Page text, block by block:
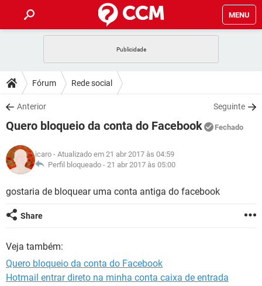
MENU
CELULAR
OUTLOOK
INSTAGRAM GMAIL
GUIA DE COMPRAS
DICAS
JOGOS
INSTAGRAM GMAIL
GUIA DE COMPRAS
DOWNLOADS
JOGOS WHATSAPP
CELULAR
OUTLOOK EXCEL
INSTAGRAM GMAIL
FÓRUM
JOGOS WHATSAPP
CELULAR
OUTLOOK EXCEL
INSTAGRAM
GLOSSÁRIO
JOGOS WHATSAPP
INSTAGRAM
GUIA DE COMPRAS
Fórum Rede social
Anterior Seguinte
Quero bloqueio da conta do Facebook Fechado
icaro - Atualizado em 21 abr 2017 às 04:59
Perfil bloqueado - 21 abr 2017 às 05:00
gostaria de bloquear uma conta antiga do facebook
Share
Veja também:
Quero bloqueio da conta do Facebook
Hotmail entrar direto na minha conta caixa de entrada